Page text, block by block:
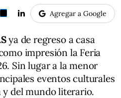
Agregar a Google
ya de regreso a casa
impresión la Feria
Sin lugar a la menor
eventos culturales
y del mundo literario.